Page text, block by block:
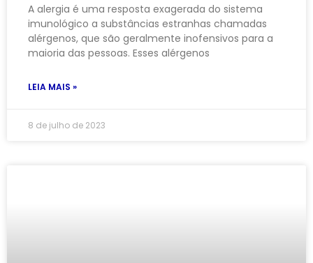
A alergia é uma resposta exagerada do sistema
imunológico a substâncias estranhas chamadas
alérgenos, que são geralmente inofensivos para a
maioria das pessoas. Esses alérgenos
LEIA MAIS »
8 de julho de 2023